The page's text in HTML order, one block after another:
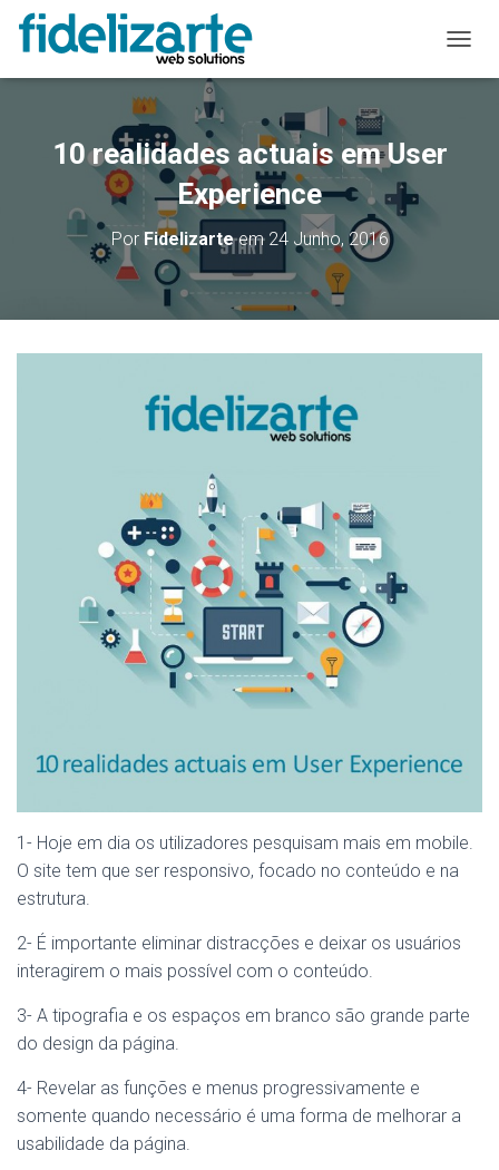
L
A
10 realidades actuais em User
Experience
Por Fidelizarteem 24 Junho, 2016
1- Hoje em dia os utilizadores pesquisam mais em mobile.
O site tem que ser responsivo, focado no conteúdo e na
estrutura.
2- É importante eliminar distracções e deixar os usuários
interagirem o mais possível com o conteúdo.
3- A tipografia e os espaços em branco são grande parte
do design da página.
4- Revelar as funções e menus progressivamente e
somente quando necessário é uma forma de melhorar a
usabilidade da página.